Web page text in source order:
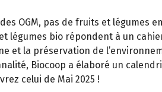
OGM, pas de fruits et légumes
légumes bio répondent à un
et la préservation de
Biocoop a élaboré un
celui de Mai 2025 !